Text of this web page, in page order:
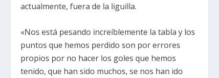
actualmente, fuera de la liguilla.
«Nos está pesando increíblemente la tabla y los
puntos que hemos perdido son por errores
propios por no hacer los goles que hemos
tenido, que han sido muchos, se nos han ido